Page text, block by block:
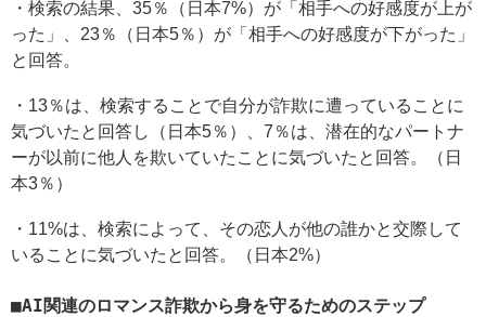
・検索の結果、35％（日本7%）が「相手への好感度が上が
った」、23％（日本5％）が「相手への好感度が下がった」
と回答。
・13％は、検索することで自分が詐欺に遭っていることに
気づいたと回答し（日本5％）、7％は、潜在的なパートナ
ーが以前に他人を欺いていたことに気づいたと回答。（日
本3％）
・11%は、検索によって、その恋人が他の誰かと交際して
いることに気づいたと回答。（日本2%）
AI関連のロマンス詐欺から身を守るためのステップ